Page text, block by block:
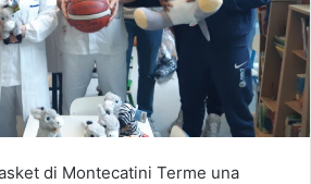
di Montecatini Terme una